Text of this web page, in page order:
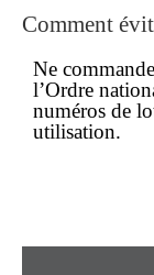
Comment
Ne
l’Ordre
numéros de
utilisation.